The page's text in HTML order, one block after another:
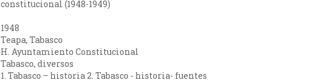
constitucional (1948-1949)
1948
Teapa, Tabasco
H. Ayuntamiento Constitucional
Tabasco, diversos
1. Tabasco – historia 2. Tabasco - historia- fuentes